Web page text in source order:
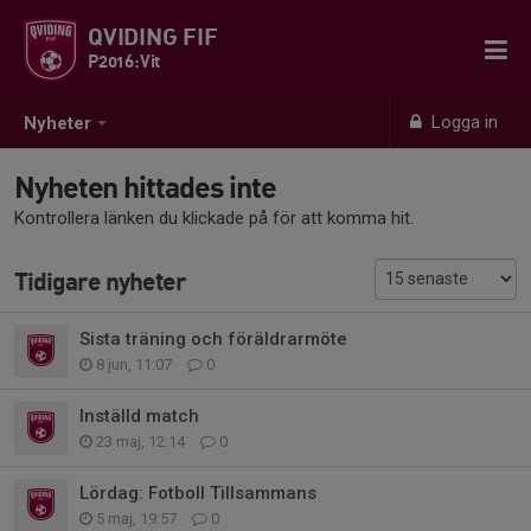
Nyheter Logga in
QVIDING FIF
P2016:Vit
Nyheten hittades inte
Kontrollera länken du klickade på för att komma hit.
Tidigare nyheter
Sista träning och föräldrarmöte
8 jun, 11:07 0
Inställd match
23 maj, 12:14 0
Lördag: Fotboll Tillsammans
5 maj, 19:57 0